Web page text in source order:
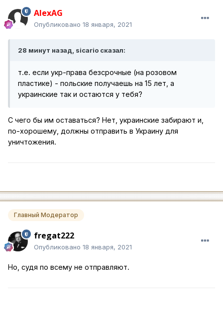
AlexAG
Опубликовано 18 января, 2021
28 минут назад, sicario сказал:
т.е. если укр-права безсрочные (на розовом
пластике) - польские получаешь на 15 лет, а
украинские так и остаются у тебя?
С чего бы им оставаться? Нет, украинские забирают и,
по-хорошему, должны отправить в Украину для
уничтожения.
Главный Модератор
fregat222
Опубликовано 18 января, 2021
Но, судя по всему не отправляют.